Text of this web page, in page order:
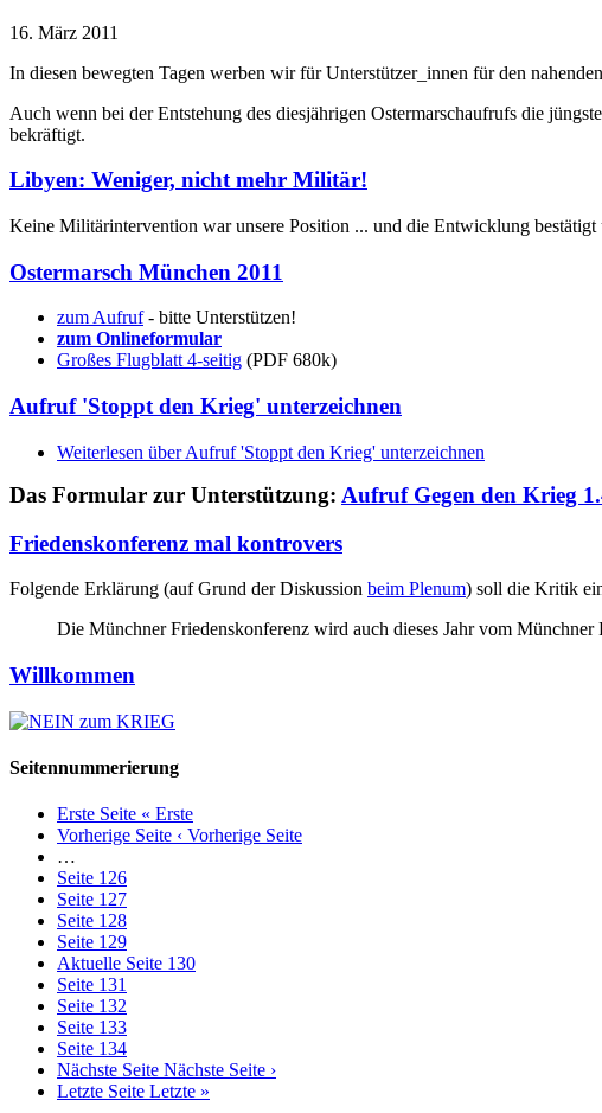
16. März 2011
In diesen bewegten Tagen werben wir für Unterstützer_innen für den
Auch wenn bei der Entstehung des diesjährigen Ostermarschaufrufs die
bekräftigt.
Libyen: Weniger, nicht mehr Militär!
Keine Militärintervention war unsere Position ... und die Entwicklung bestätigt
Ostermarsch München 2011
zum Aufruf- bitte Unterstützen!
zum Onlineformular
Großes Flugblatt 4-seitig (PDF 680k)
Aufruf 'Stoppt den Krieg' unterzeichnen
Weiterlesen über Aufruf 'Stoppt den Krieg' unterzeichnen
Das Formular zur Unterstützung: Aufruf Gegen den Krieg
Friedenskonferenz mal kontrovers
Folgende Erklärung (auf Grund der Diskussion beim Plenum) soll die Kritik
Die Münchner Friedenskonferenz wird auch dieses Jahr vom Münchner
Willkommen
Seitennummerierung
Erste Seite « Erste
Vorherige Seite ‹ Vorherige Seite
…
Seite 126
Seite 127
Seite 128
Seite 129
Aktuelle Seite 130
Seite 131
Seite 132
Seite 133
Seite 134
Nächste Seite Nächste Seite ›
Letzte Seite Letzte »